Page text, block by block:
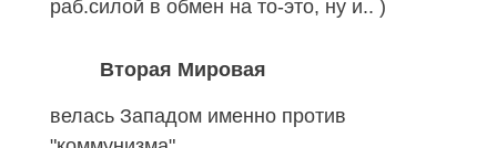
раб.силой в обмен на то-это, ну и.. )
Вторая Мировая
велась Западом именно против